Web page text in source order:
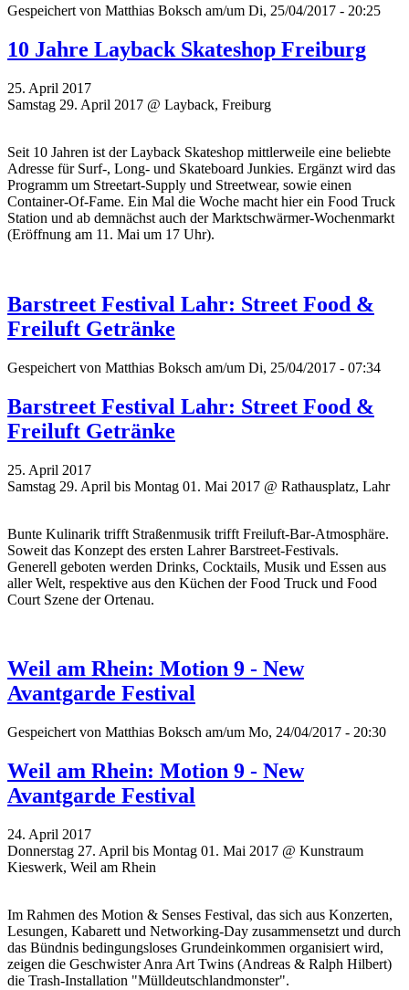
Gespeichert von Matthias Boksch am/um Di, 25/04/2017 - 20:25
10 Jahre Layback Skateshop Freiburg
25. April 2017
Samstag 29. April 2017 @ Layback, Freiburg
Seit 10 Jahren ist der Layback Skateshop mittlerweile eine beliebte
Adresse für Surf-, Long- und Skateboard Junkies. Ergänzt wird das
Programm um Streetart-Supply und Streetwear, sowie einen
Container-Of-Fame. Ein Mal die Woche macht hier ein Food Truck
Station und ab demnächst auch der Marktschwärmer-Wochenmarkt
(Eröffnung am 11. Mai um 17 Uhr).
Barstreet Festival Lahr: Street Food &
Freiluft Getränke
Gespeichert von Matthias Boksch am/um Di, 25/04/2017 - 07:34
Barstreet Festival Lahr: Street Food &
Freiluft Getränke
25. April 2017
Samstag 29. April bis Montag 01. Mai 2017 @ Rathausplatz, Lahr
Bunte Kulinarik trifft Straßenmusik trifft Freiluft-Bar-Atmosphäre.
Soweit das Konzept des ersten Lahrer Barstreet-Festivals.
Generell geboten werden Drinks, Cocktails, Musik und Essen aus
aller Welt, respektive aus den Küchen der Food Truck und Food
Court Szene der Ortenau.
Weil am Rhein: Motion 9 - New
Avantgarde Festival
Gespeichert von Matthias Boksch am/um Mo, 24/04/2017 - 20:30
Weil am Rhein: Motion 9 - New
Avantgarde Festival
24. April 2017
Donnerstag 27. April bis Montag 01. Mai 2017 @ Kunstraum
Kieswerk, Weil am Rhein
Im Rahmen des Motion & Senses Festival, das sich aus Konzerten,
Lesungen, Kabarett und Networking-Day zusammensetzt und durch
das Bündnis bedingungsloses Grundeinkommen organisiert wird,
zeigen die Geschwister Anra Art Twins (Andreas & Ralph Hilbert)
die Trash-Installation "Mülldeutschlandmonster".